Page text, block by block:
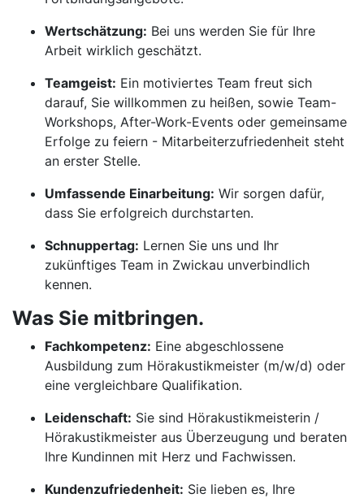
Wertschätzung: Bei uns werden Sie für Ihre
Arbeit wirklich geschätzt.
Teamgeist: Ein motiviertes Team freut sich
darauf, Sie willkommen zu heißen, sowie Team-
Workshops, After-Work-Events oder gemeinsame
Erfolge zu feiern - Mitarbeiterzufriedenheit steht
an erster Stelle.
Umfassende Einarbeitung: Wir sorgen dafür,
dass Sie erfolgreich durchstarten.
Schnuppertag: Lernen Sie uns und Ihr
zukünftiges Team in Zwickau unverbindlich
kennen.
Was Sie mitbringen.
Fachkompetenz: Eine abgeschlossene
Ausbildung zum Hörakustikmeister (m/w/d) oder
eine vergleichbare Qualifikation.
Leidenschaft: Sie sind Hörakustikmeisterin /
Hörakustikmeister aus Überzeugung und beraten
Ihre Kundinnen mit Herz und Fachwissen.
Kundenzufriedenheit: Sie lieben es, Ihre